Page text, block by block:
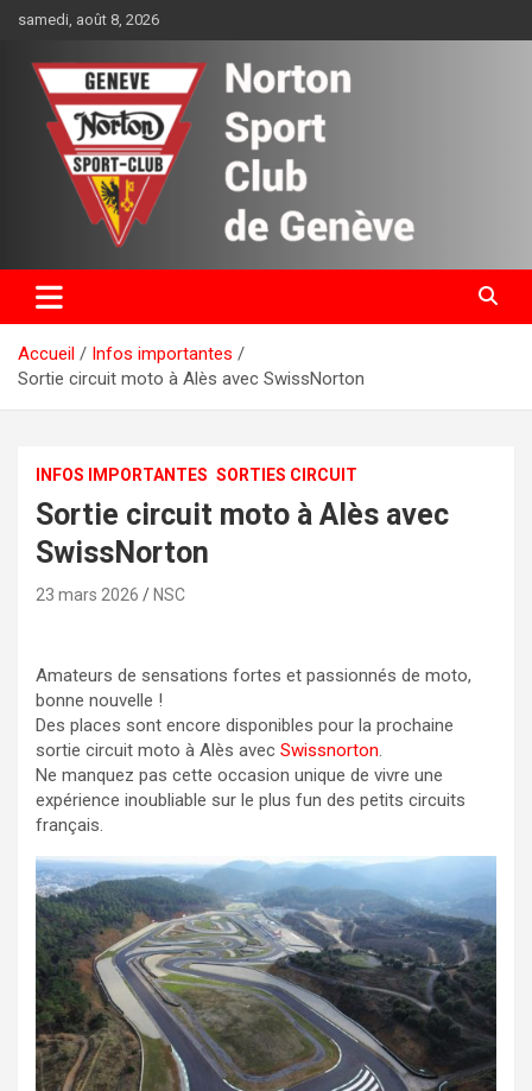
contenu
samedi, août 8, 2026
Norton Sport Club de Genève
Accueil
Infos importantes
Sortie circuit moto à Alès avec SwissNorton
INFOS IMPORTANTES SORTIES CIRCUIT
Sortie circuit moto à Alès avec
SwissNorton
23 mars 2026 NSC
Amateurs de sensations fortes et passionnés de moto,
bonne nouvelle !
Des places sont encore disponibles pour la prochaine
sortie circuit moto à Alès avec Swissnorton
Ne manquez pas cette occasion unique de vivre une
expérience inoubliable sur le plus fun des petits circuits
français.